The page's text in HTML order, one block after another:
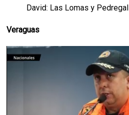
David: Las Lomas y Pedregal
Veraguas